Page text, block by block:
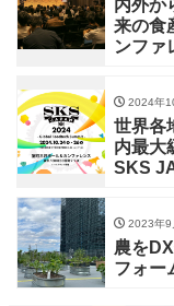
内外か
来の食
ンファ
2024年
世界各
内最大
SKS
2023年9
農を
フォ